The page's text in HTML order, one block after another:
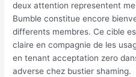
deux attention representent
Bumble constitue encore
differents membres. Ce cible
claire en compagnie de les
en tenant acceptation zero
adverse chez bustier shaming.